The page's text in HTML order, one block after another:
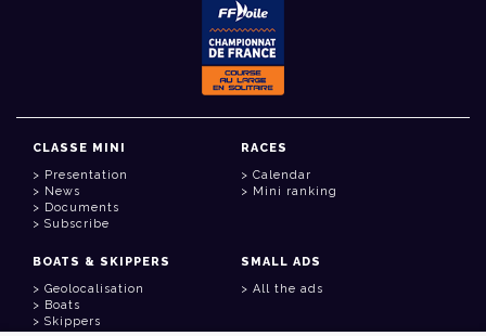
CLASSE MINI
Presentation
News
Documents
Subscribe
RACES
Calendar
Mini ranking
BOATS & SKIPPERS
Geolocalisation
Boats
Skippers
SMALL ADS
All the ads